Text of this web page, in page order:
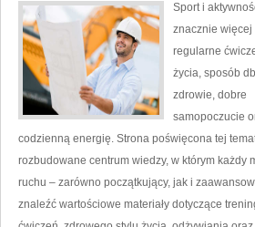
Sport i
znacznie więcej
regularne
życia, sposób
zdrowie, dobre
samopoczucie
codzienną energię. Strona poświęcona tej
rozbudowane centrum wiedzy, w którym każdy
ruchu – zarówno początkujący, jak i
znaleźć wartościowe materiały dotyczące